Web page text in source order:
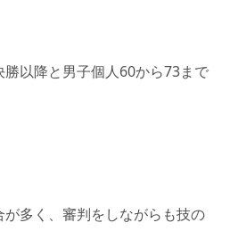
以降と男子個人60から73まで
多く、審判をしながらも技の